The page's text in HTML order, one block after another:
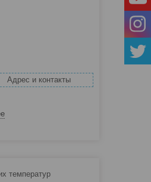
Адрес и контакты
температур